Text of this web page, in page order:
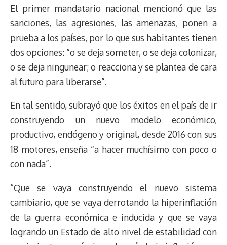
El primer mandatario nacional mencionó que las
sanciones, las agresiones, las amenazas, ponen a
prueba a los países, por lo que sus habitantes tienen
dos opciones: “o se deja someter, o se deja colonizar,
o se deja ningunear; o reacciona y se plantea de cara
al futuro para liberarse”.
En tal sentido, subrayó que los éxitos en el país de ir
construyendo un nuevo modelo económico,
productivo, endógeno y original, desde 2016 con sus
18 motores, enseña “a hacer muchísimo con poco o
con nada”.
“Que se vaya construyendo el nuevo sistema
cambiario, que se vaya derrotando la hiperinflación
de la guerra económica e inducida y que se vaya
logrando un Estado de alto nivel de estabilidad con